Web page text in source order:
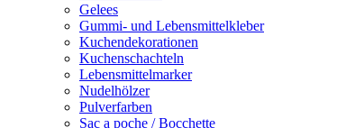
Gelees
Gummi- und Lebensmittelkleber
Kuchendekorationen
Kuchenschachteln
Lebensmittelmarker
Nudelhölzer
Pulverfarben
Sac a poche / Bocchette